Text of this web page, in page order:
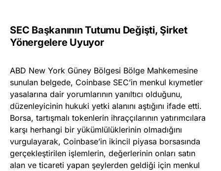
SEC Başkanının Tutumu Değişti, Şirket
Yönergelere Uyuyor
ABD New York Güney Bölgesi Bölge Mahkemesine
sunulan belgede, Coinbase SEC’in menkul kıymetler
yasalarına dair yorumlarının yanıltıcı olduğunu,
düzenleyicinin hukuki yetki alanını aştığını ifade etti.
Borsa, tartışmalı tokenlerin ihraççılarının yatırımcılara
karşı herhangi bir yükümlülüklerinin olmadığını
vurgulayarak, Coinbase’in ikincil piyasa borsasında
gerçekleştirilen işlemlerin, değerlerinin onları satın
alan ve ticareti yapan şeylerden geldiği için menkul